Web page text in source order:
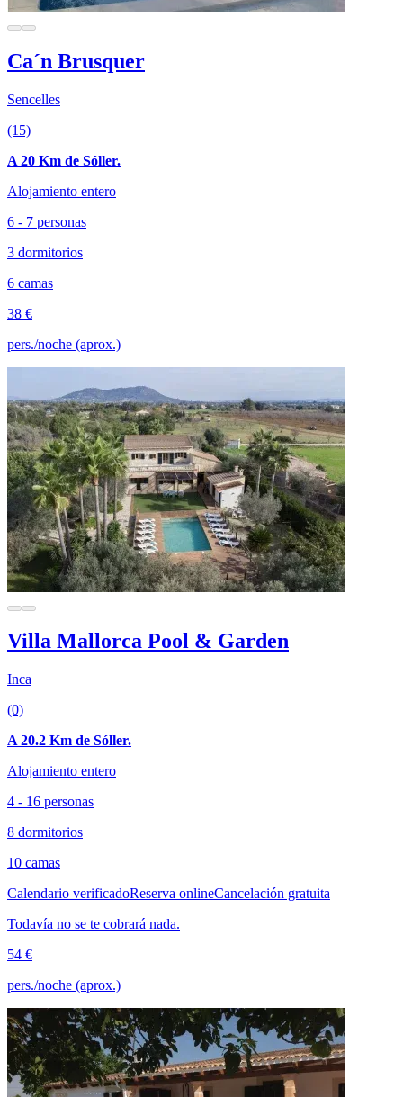
Ca´n Brusquer
Sencelles
(15)
A 20 Km de Sóller.
Alojamiento entero
6 - 7 personas
3 dormitorios
6 camas
38 €
pers./noche (aprox.)
Villa Mallorca Pool & Garden
Inca
(0)
A 20.2 Km de Sóller.
Alojamiento entero
4 - 16 personas
8 dormitorios
10 camas
Calendario verificadoReserva onlineCancelación gratuita
Todavía no se te cobrará nada.
54 €
pers./noche (aprox.)